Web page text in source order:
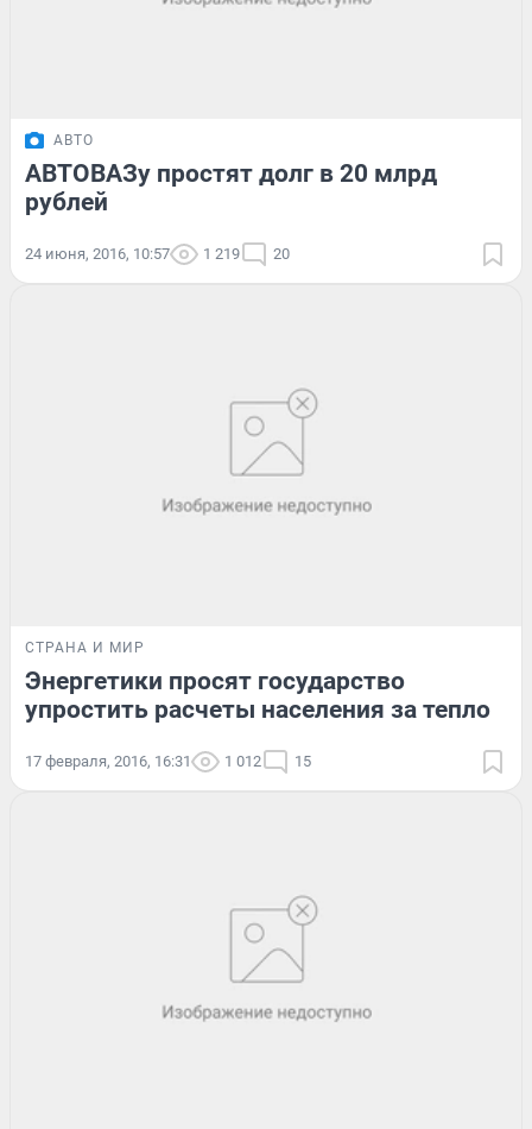
АВТО
АВТОВАЗу простят долг в 20 млрд
рублей
24 июня, 2016, 10:57 1 219 20
СТРАНА И МИР
Энергетики просят государство
упростить расчеты населения за тепло
17 февраля, 2016, 16:31 1 012 15